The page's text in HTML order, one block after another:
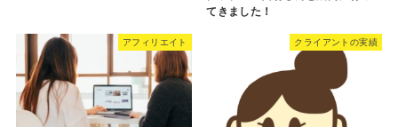
てきました！
アフィリエイト クライアントの実績